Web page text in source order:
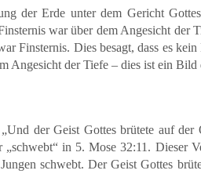
der Erde unter dem Gericht
war über dem Angesicht der
Finsternis. Dies besagt, dass es
Angesicht der Tiefe – dies ist ein Bild
der Geist Gottes brütete auf der
in 5. Mose 32:11. Dieser
schwebt. Der Geist Gottes